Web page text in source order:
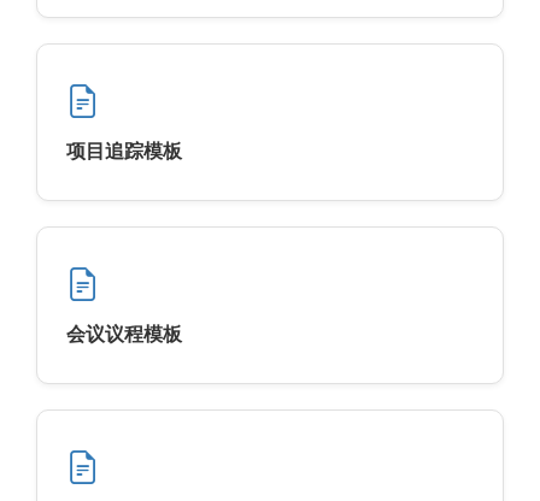
项目追踪模板
会议议程模板